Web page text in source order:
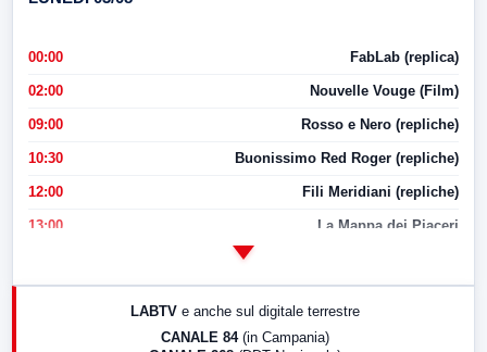
00:00 FabLab (replica)
02:00 Nouvelle Vouge (Film)
09:00 Rosso e Nero (repliche)
10:30 Buonissimo Red Roger (repliche)
12:00 Fili Meridiani (repliche)
13:00 La Mappa dei Piaceri
LABTV e anche sul digitale terrestre
CANALE 84 (in Campania)